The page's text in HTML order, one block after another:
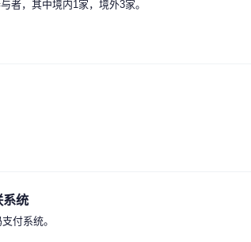
者，其中境内1家，境外3家。
系统
付系统。